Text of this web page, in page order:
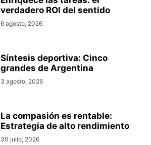
verdadero ROI del sentido
6 agosto, 2026
Síntesis deportiva: Cinco
grandes de Argentina
3 agosto, 2026
La compasión es rentable:
Estrategia de alto rendimiento
30 julio, 2026